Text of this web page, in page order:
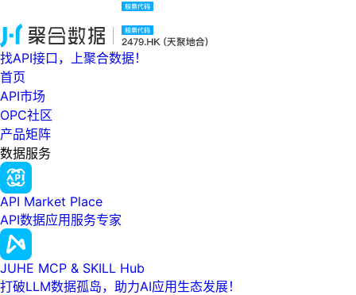
找API接口，上聚合数据！
首页
API市场
OPC社区
产品矩阵
数据服务
API Market Place
API数据应用服务专家
JUHE MCP & SKILL Hub
打破LLM数据孤岛，助力AI应用生态发展！